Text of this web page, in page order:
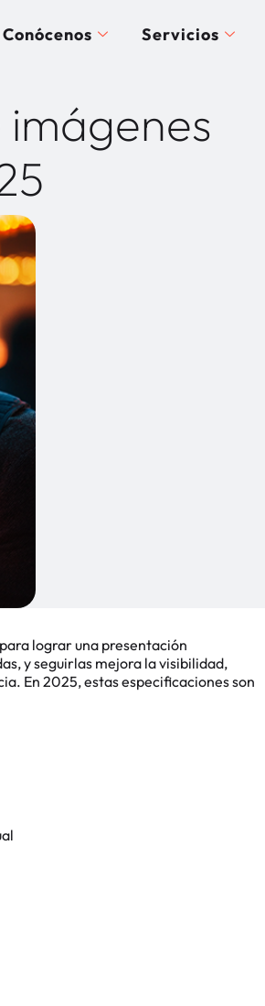
Conócenos Servicios
lograr una presentación
y seguirlas mejora la visibilidad,
En 2025, estas especificaciones son